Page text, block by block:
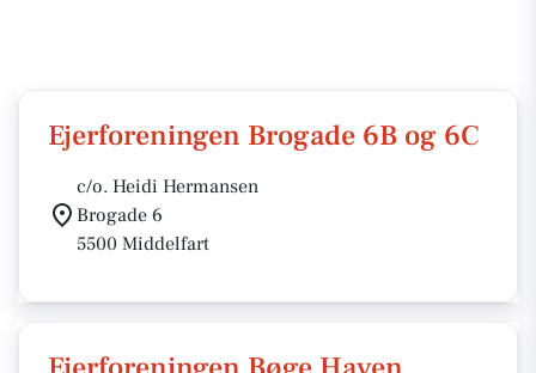
Ejerforeningen Brogade 6B og 6C
c/o. Heidi Hermansen
Brogade 6
5500 Middelfart